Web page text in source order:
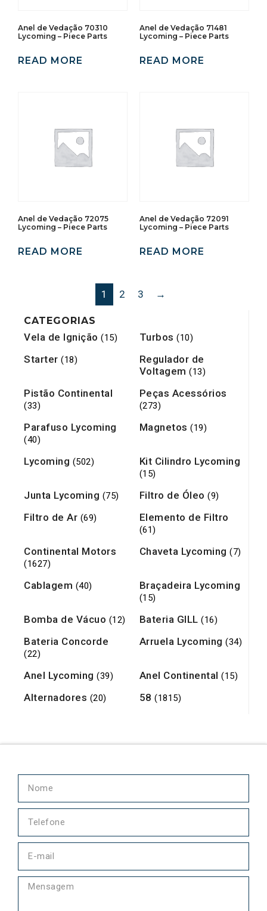
CATEGORIAS
Vela de Ignição (15) Turbos (10)
Starter (18)
Regulador de
Voltagem (13)
Pistão Continental
(33)
Peças Acessórios
(273)
Parafuso Lycoming
(40)
Magnetos (19)
Lycoming (502) Kit Cilindro Lycoming
(15)
Junta Lycoming (75) Filtro de Óleo (9)
Filtro de Ar (69) Elemento de Filtro
(61)
Continental Motors
(1627)
Chaveta Lycoming (7)
Cablagem (40) Braçadeira Lycoming
(15)
Bomba de Vácuo (12) Bateria GILL (16)
Bateria Concorde
(22)
Arruela Lycoming (34)
Anel Lycoming (39) Anel Continental (15)
Alternadores (20) 58 (1815)
Anel de Vedação 70310
Lycoming – Piece Parts
READ MORE
Anel de Vedação 71481
Lycoming – Piece Parts
READ MORE
Anel de Vedação 72075
Lycoming – Piece Parts
READ MORE
Anel de Vedação 72091
Lycoming – Piece Parts
READ MORE
1 2 3 →